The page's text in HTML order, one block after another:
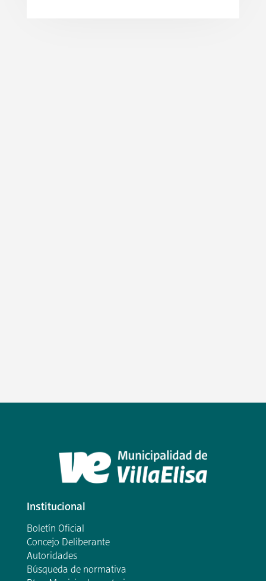
Institucional
Boletín Oficial
Concejo Deliberante
Autoridades
Búsqueda de normativa